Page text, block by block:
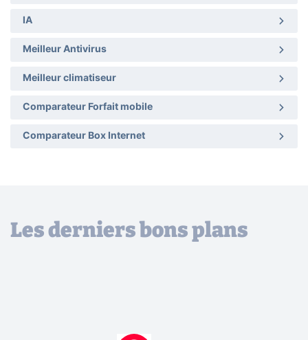
IA
Meilleur Antivirus
Meilleur climatiseur
Comparateur Forfait mobile
Comparateur Box Internet
Les derniers bons plans